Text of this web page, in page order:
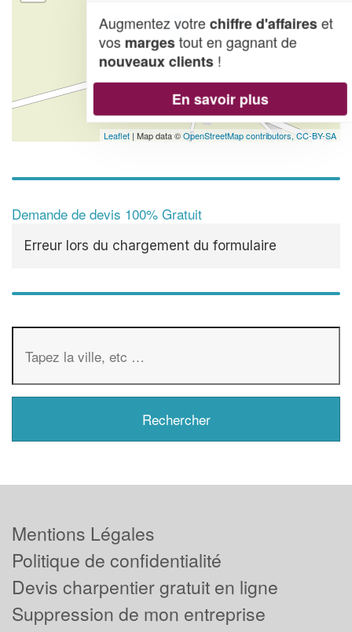
Leaflet | Map data ©OpenStreetMap contributors,CC-BY-SA
Demande de devis 100% Gratuit
Erreur lors du chargement du formulaire
Augmentez votrechiffre d'affaireset
vosmargestout en gagnant de
nouveaux clients!
En savoir plus
Mentions Légales
Politique de confidentialité
Devis charpentier gratuit en ligne
Suppression de mon entreprise